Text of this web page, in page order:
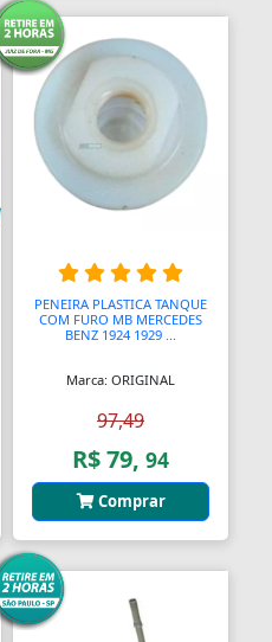
PENEIRA PLASTICA TANQUE
COM FURO MB MERCEDES
BENZ 1924 1929 ...
Marca: ORIGINAL
97,49
R$ 79, 94
Comprar